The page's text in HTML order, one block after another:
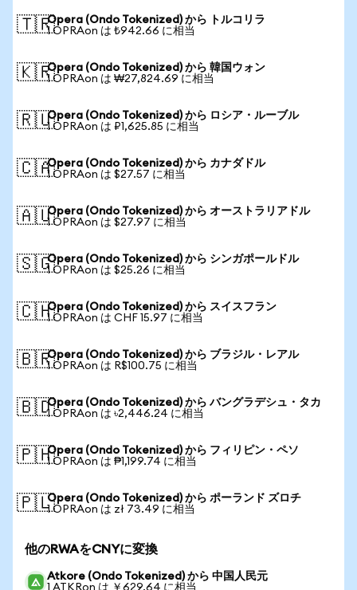
🇹🇷Opera (Ondo Tokenized) から トルコリラ
1 OPRAon は ₺942.66 に相当
🇰🇷Opera (Ondo Tokenized) から 韓国ウォン
1 OPRAon は ₩27,824.69 に相当
🇷🇺Opera (Ondo Tokenized) から ロシア・ルーブル
1 OPRAon は ₽1,625.85 に相当
🇨🇦Opera (Ondo Tokenized) から カナダドル
1 OPRAon は $27.57 に相当
🇦🇺Opera (Ondo Tokenized) から オーストラリアドル
1 OPRAon は $27.97 に相当
🇸🇬Opera (Ondo Tokenized) から シンガポールドル
1 OPRAon は $25.26 に相当
🇨🇭Opera (Ondo Tokenized) から スイスフラン
1 OPRAon は CHF 15.97 に相当
🇧🇷Opera (Ondo Tokenized) から ブラジル・レアル
1 OPRAon は R$100.75 に相当
🇧🇩Opera (Ondo Tokenized) から バングラデシュ・タカ
1 OPRAon は ৳2,446.24 に相当
🇵🇭Opera (Ondo Tokenized) から フィリピン・ペソ
1 OPRAon は ₱1,199.74 に相当
🇵🇱Opera (Ondo Tokenized) から ポーランド ズロチ
1 OPRAon は zł 73.49 に相当
他のRWAをCNYに変換
Atkore (Ondo Tokenized) から 中国人民元
1 ATKRon は ￥629.64 に相当